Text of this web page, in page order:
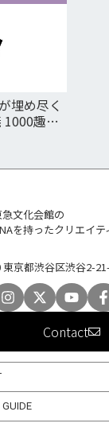
埋め尽く
1000趣
急文化会館の
を持ったクリエイテ
東京都渋谷区渋谷2-
Contact
GUIDE